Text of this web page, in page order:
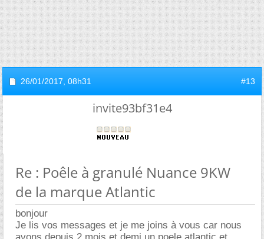
26/01/2017, 08h31 #13
invite93bf31e4
Re : Poêle à granulé Nuance 9KW
de la marque Atlantic
bonjour
Je lis vos messages et je me joins à vous car nous